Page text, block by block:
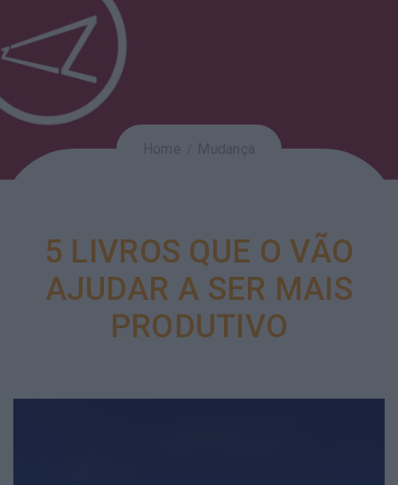
5 LIVROS QUE O VÃO
AJUDAR A SER MAIS
PRODUTIVO